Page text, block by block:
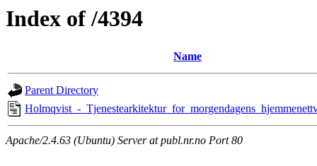
Index of /4394
Name
Parent Directory
Holmqvist_-
Apache/2.4.63 (Ubuntu) Server at publ.nr.no Port 80